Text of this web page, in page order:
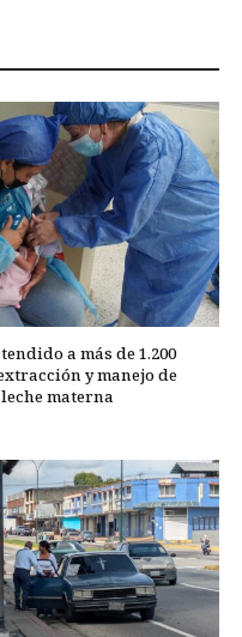
a más de 1.200
y manejo de
leche materna